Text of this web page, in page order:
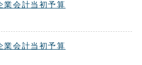
会計当初予算
会計当初予算